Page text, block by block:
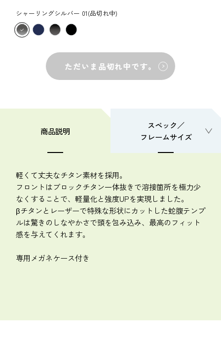
シャーリングシルバー 01(品切れ中)
ただいま品切れ中です。
商品説明
スペック／
フレームサイズ
軽くて丈夫なチタン素材を採用。
フロントはブロックチタン一体抜きで溶接箇所を極力少
なくすることで、軽量化と強度UPを実現しました。
βチタンとレーザーで特殊な形状にカットした蛇腹テンプ
ルは驚きのしなやかさで頭を包み込み、最高のフィット
感を与えてくれます。
専用メガネケース付き